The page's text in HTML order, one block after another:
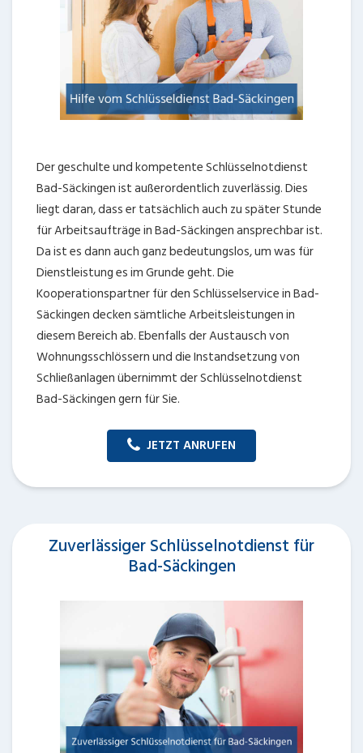
Der geschulte und kompetente Schlüsselnotdienst
Bad-Säckingen ist außerordentlich zuverlässig. Dies
liegt daran, dass er tatsächlich auch zu später Stunde
für Arbeitsaufträge in Bad-Säckingen ansprechbar ist.
Da ist es dann auch ganz bedeutungslos, um was für
Dienstleistung es im Grunde geht. Die
Kooperationspartner für den Schlüsselservice in Bad-
Säckingen decken sämtliche Arbeitsleistungen in
diesem Bereich ab. Ebenfalls der Austausch von
Wohnungsschlössern und die Instandsetzung von
Schließanlagen übernimmt der Schlüsselnotdienst
Bad-Säckingen gern für Sie.
JETZT ANRUFEN
Zuverlässiger Schlüsselnotdienst für
Bad-Säckingen